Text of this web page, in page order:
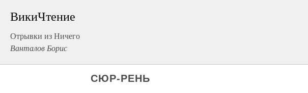
ВикиЧтение
Отрывки из Ничего
Ванталов Борис
СЮР-РЕНЬ